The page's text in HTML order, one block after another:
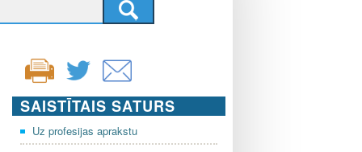
SAISTĪTAIS SATURS
Uz profesijas aprakstu